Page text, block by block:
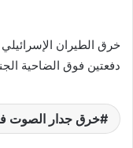
خرق الطيران
دفعتين فوق الضاحية
خرق جدار الصوت